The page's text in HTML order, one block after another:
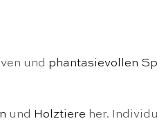
und phantasievollen
und Holztiere her.